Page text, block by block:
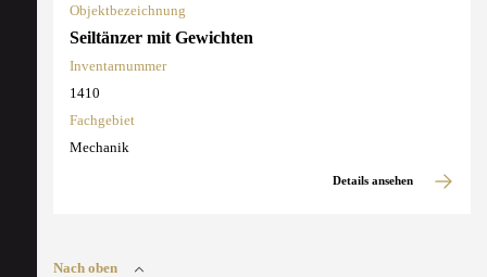
Objektbezeichnung
Seiltänzer mit Gewichten
Inventarnummer
1410
Fachgebiet
Mechanik
Details ansehen
Nach oben